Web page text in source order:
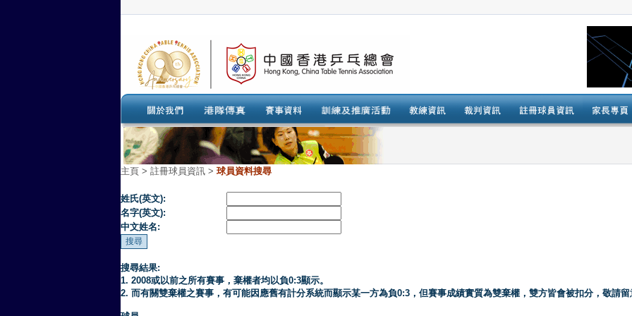
主頁 > 註冊球員資訊 > 球員資料搜尋
姓氏(英文):
名字(英文):
中文姓名:
搜尋結果:
1. 2008或以前之所有賽事，棄權者均以負0:3顯示。
2. 而有關雙棄權之賽事，有可能因應舊有計分系統而顯示某一方為負0:3，但賽事成績實質為雙棄權，雙方皆會被扣分，敬請留